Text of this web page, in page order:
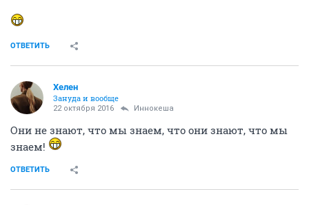
ОТВЕТИТЬ
Хелен
Зануда и вообще
22 октября 2016 Иннокеша
Они не знают, что мы знаем, что они знают, что мы
знаем!
ОТВЕТИТЬ